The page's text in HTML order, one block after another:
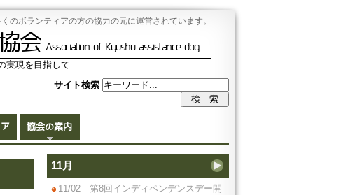
のボランティアの方の協力の元に運営されています。
会 Association of Kyushu assistance dog
実現を目指して
サイト検索
協会の案内
11月
11/02 第8回インディペンデンスデー開